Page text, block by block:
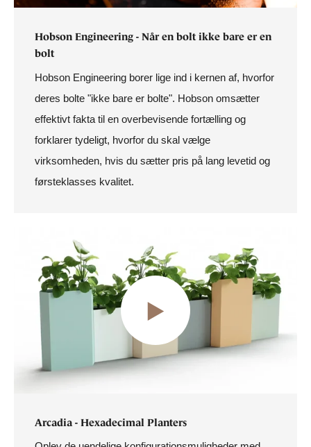
Hobson Engineering - Når en bolt ikke bare er en
bolt
Hobson Engineering borer lige ind i kernen af, hvorfor
deres bolte "ikke bare er bolte". Hobson omsætter
effektivt fakta til en overbevisende fortælling og
forklarer tydeligt, hvorfor du skal vælge
virksomheden, hvis du sætter pris på lang levetid og
førsteklasses kvalitet.
Arcadia - Hexadecimal Planters